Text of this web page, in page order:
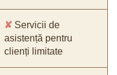
✘ Servicii de
asistență pentru
clienți limitate